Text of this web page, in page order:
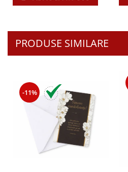
PRODUSE SIMILARE
-11%